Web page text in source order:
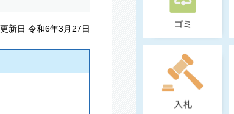
更新日 令和6年3月27日